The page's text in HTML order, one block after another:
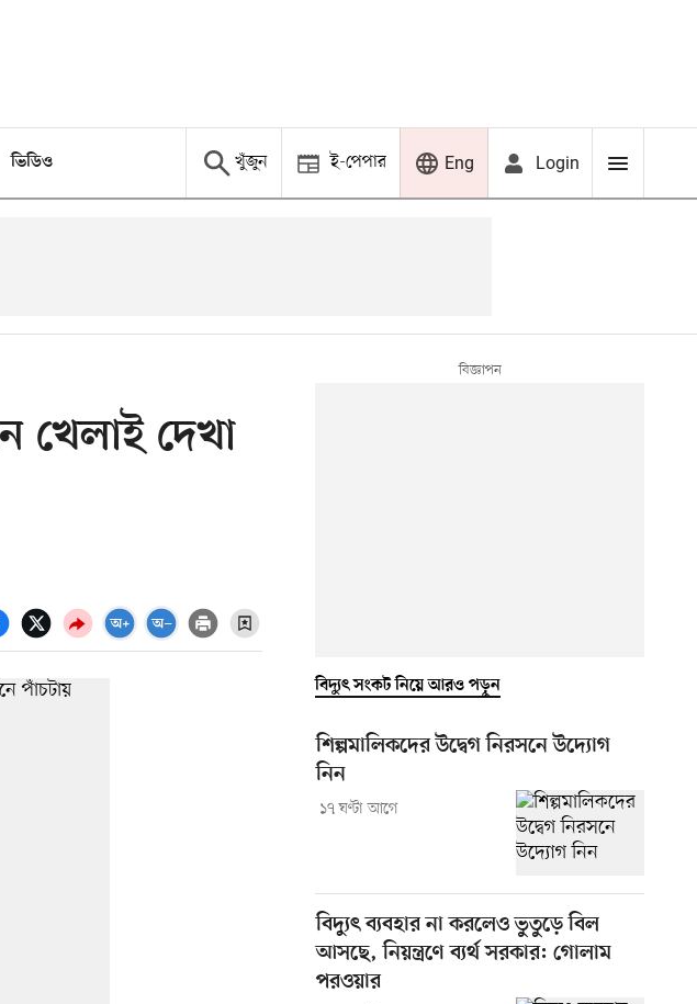
ভিডিও খুঁজুন ই-পেপার Eng Login
খেলাই দেখা
বিদ্যুৎ সংকট নিয়ে আরও পড়ুন
শিল্পমালিকদের উদ্বেগ নিরসনে উদ্যোগ
নিন
১৭ ঘণ্টা আগে
বিদ্যুৎ ব্যবহার না করলেও ভুতুড়ে বিল
আসছে, নিয়ন্ত্রণে ব্যর্থ সরকার: গোলাম
পরওয়ার